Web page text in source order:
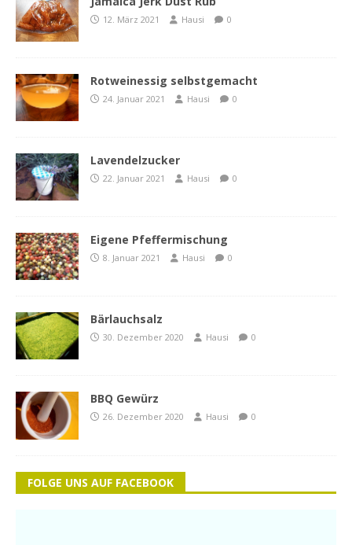
12. März 2021 Hausi 0
Rotweinessig selbstgemacht
24. Januar 2021 Hausi 0
Lavendelzucker
22. Januar 2021 Hausi 0
Eigene Pfeffermischung
8. Januar 2021 Hausi 0
Bärlauchsalz
30. Dezember 2020 Hausi 0
BBQ Gewürz
26. Dezember 2020 Hausi 0
FOLGE UNS AUF FACEBOOK